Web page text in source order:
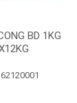
BD 1KG